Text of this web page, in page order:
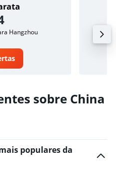
Hangzhou Voos
sobre China
populares da